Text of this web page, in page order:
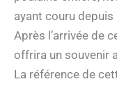
ayant couru
Après l’arrivée de
offrira un souvenir
La référence de